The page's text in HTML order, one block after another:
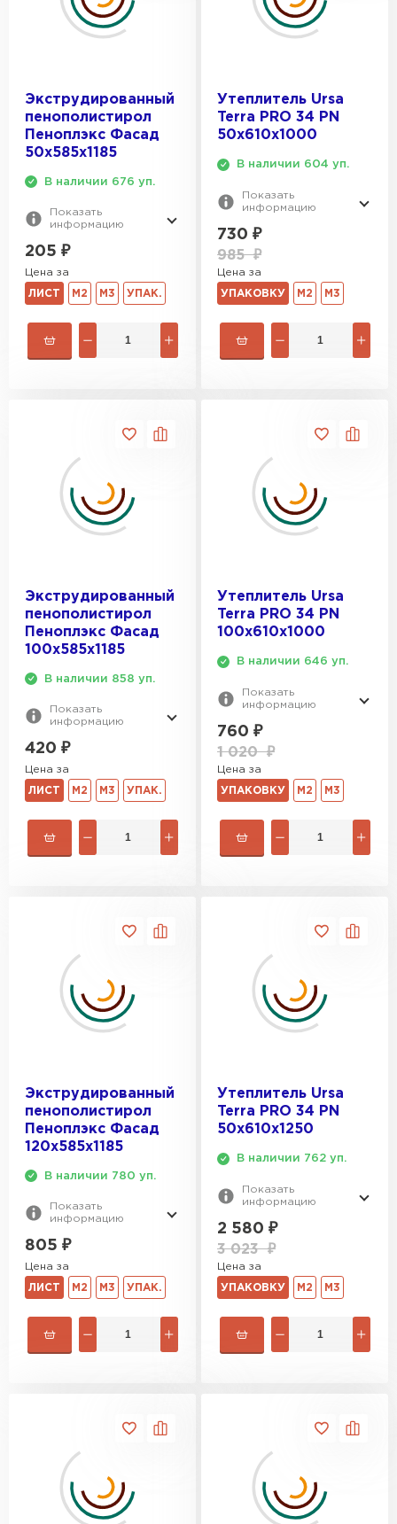
Экструдированный
пенополистирол
Пеноплэкс Фасад
50х585х1185
В наличии 676 уп.
Показать
информацию
205 ₽
Цена за
ЛИСТ М2 М3 УПАК.
Утеплитель Ursa
Terra PRO 34 PN
50х610х1000
В наличии 604 уп.
Показать
информацию
730 ₽
985₽
Цена за
УПАКОВКУ М2 М3
Экструдированный
пенополистирол
Пеноплэкс Фасад
100х585х1185
В наличии 858 уп.
Показать
информацию
420 ₽
Цена за
ЛИСТ М2 М3 УПАК.
Утеплитель Ursa
Terra PRO 34 PN
100х610х1000
В наличии 646 уп.
Показать
информацию
760 ₽
1 020₽
Цена за
УПАКОВКУ М2 М3
Экструдированный
пенополистирол
Пеноплэкс Фасад
120х585х1185
В наличии 780 уп.
Показать
информацию
805 ₽
Цена за
ЛИСТ М2 М3 УПАК.
Утеплитель Ursa
Terra PRO 34 PN
50х610х1250
В наличии 762 уп.
Показать
информацию
2 580 ₽
3 023₽
Цена за
УПАКОВКУ М2 М3